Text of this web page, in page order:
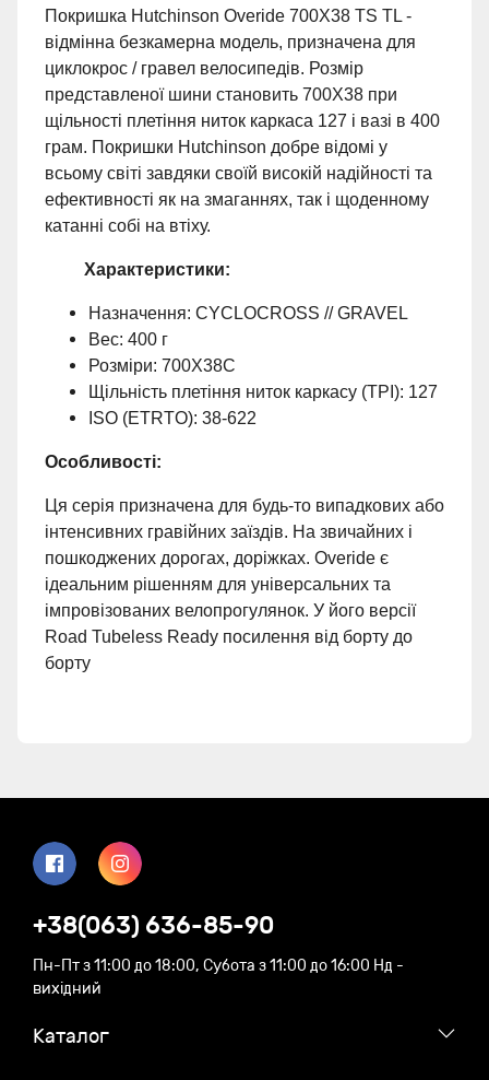
Покришка Hutchinson Overide 700X38 TS TL -
відмінна безкамерна модель, призначена для
циклокрос / гравел велосипедів. Розмір
представленої шини становить 700X38 при
щільності плетіння ниток каркаса 127 і вазі в 400
грам. Покришки Hutchinson добре відомі у
всьому світі завдяки своїй високій надійності та
ефективності як на змаганнях, так і щоденному
катанні собі на втіху.
Характеристики:
Назначення: CYCLOCROSS // GRAVEL
Вес: 400 г
Розміри: 700X38C
Щільність плетіння ниток каркасу (TPI): 127
ISO (ETRTO): 38-622
Особливості:
Ця серія призначена для будь-то випадкових або
інтенсивних гравійних заїздів. На звичайних і
пошкоджених дорогах, доріжках. Overide є
ідеальним рішенням для універсальних та
імпровізованих велопрогулянок. У його версії
Road Tubeless Ready посилення від борту до
борту
+38(063) 636-85-90
Пн-Пт з 11:00 до 18:00, Субота з 11:00 до 16:00 Нд -
вихідний
Каталог